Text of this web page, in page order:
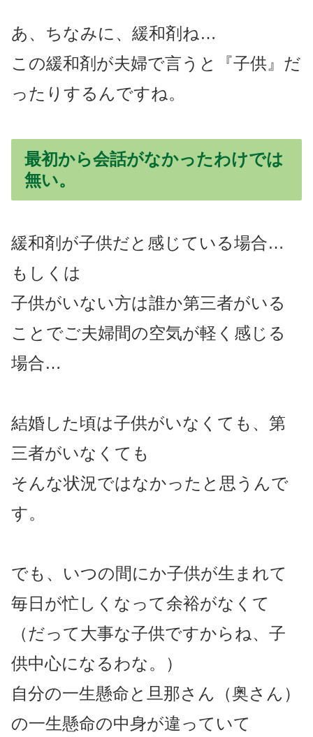
あ、ちなみに、緩和剤ね…
この緩和剤が夫婦で言うと『子供』だ
ったりするんですね。
最初から会話がなかったわけでは
無い。
緩和剤が子供だと感じている場合…
もしくは
子供がいない方は誰か第三者がいる
ことでご夫婦間の空気が軽く感じる
場合…
結婚した頃は子供がいなくても、第
三者がいなくても
そんな状況ではなかったと思うんで
す。
でも、いつの間にか子供が生まれて
毎日が忙しくなって余裕がなくて
（だって大事な子供ですからね、子
供中心になるわな。）
自分の一生懸命と旦那さん（奥さん）
の一生懸命の中身が違っていて